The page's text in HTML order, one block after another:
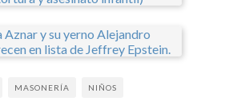
Aznar y su yerno Alejandro
en lista de Jeffrey Epstein.
MASONERÍA NIÑOS